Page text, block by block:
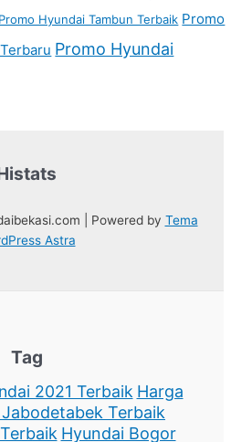
Promo Hyundai Tambun Terbaik Promo
Promo Hyundai
| Powered by Tema
Astra
Tag
2021 Terbaik Harga
Terbaik
Hyundai Bogor